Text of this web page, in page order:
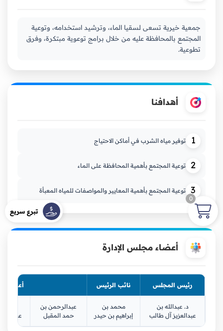
جمعية خيرية تسعى لسقيا الماء، وترشيد استخدامه، وتوعية
المجتمع بالمحافظة عليه من خلال برامج توعوية مبتكرة، وفرق
تطوعية.
أهدافنا
1 توفير مياه الشرب في أماكن الاحتياج
2 توعية المجتمع بأهمية المحافظة على الماء
3 توعية المجتمع بأهمية المعايير والمواصفات للمياه المعبأة
أعضاء مجلس الإدارة
رئيس المجلس نائب الرئيس أعضاء
د. عبدالله بن
عبدالعزيز آل طالب
محمد بن
إبراهيم بن حيدر
عبدالرحمن بن
حمد المقبل
تبرع سريع
0